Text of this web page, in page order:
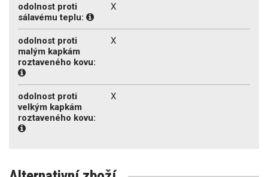
odolnost proti
sálavému teplu:
X
odolnost proti
malým kapkám
roztaveného kovu:
X
odolnost proti
velkým kapkám
roztaveného kovu:
X